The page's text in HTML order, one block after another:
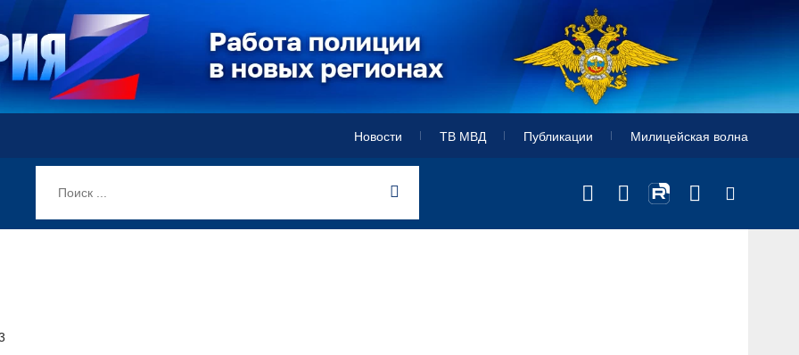
Новости ТВ МВД Публикации Милицейская волна